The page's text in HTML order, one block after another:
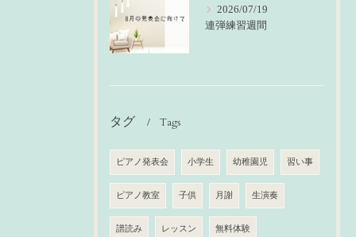
2026/07/19
連弾練習週間
タグ Tags
ピアノ発表会 小学生 幼稚園児 習い事
ピアノ教室 子供 月謝 生演奏
譜読み レッスン 無料体験